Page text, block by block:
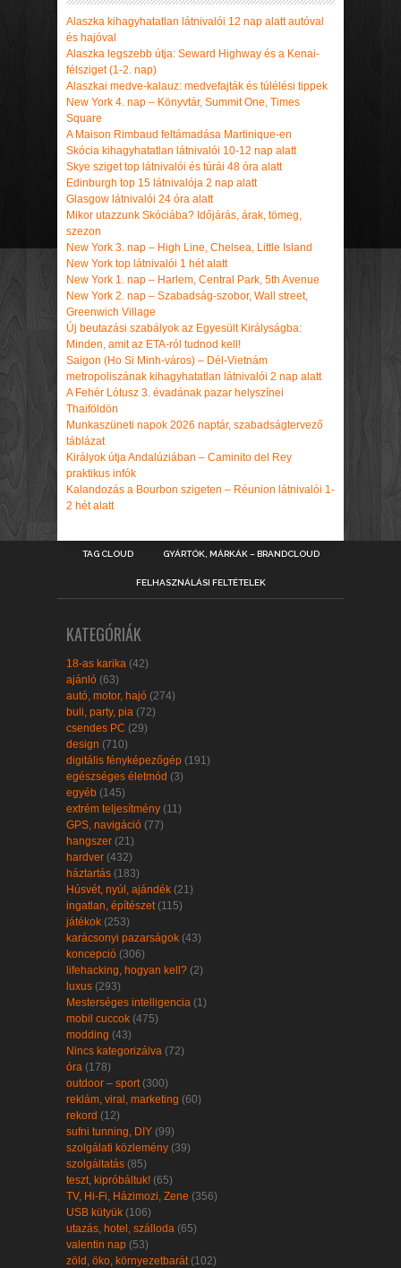
Alaszka kihagyhatatlan látnivalói 12 nap alatt autóval
és hajóval
Alaszka legszebb útja: Seward Highway és a Kenai-
félsziget (1-2. nap)
Alaszkai medve-kalauz: medvefajták és túlélési tippek
New York 4. nap – Könyvtár, Summit One, Times
Square
A Maison Rimbaud feltámadása Martinique-en
Skócia kihagyhatatlan látnivalói 10-12 nap alatt
Skye sziget top látnivalói és túrái 48 óra alatt
Edinburgh top 15 látnivalója 2 nap alatt
Glasgow látnivalói 24 óra alatt
Mikor utazzunk Skóciába? Időjárás, árak, tömeg,
szezon
New York 3. nap – High Line, Chelsea, Little Island
New York top látnivalói 1 hét alatt
New York 1. nap – Harlem, Central Park, 5th Avenue
New York 2. nap – Szabadság-szobor, Wall street,
Greenwich Village
Új beutazási szabályok az Egyesült Királyságba:
Minden, amit az ETA-ról tudnod kell!
Saigon (Ho Si Minh-város) – Dél-Vietnám
metropoliszának kihagyhatatlan látnivalói 2 nap alatt
A Fehér Lótusz 3. évadának pazar helyszínei
Thaiföldön
Munkaszüneti napok 2026 naptár, szabadságtervező
táblázat
Királyok útja Andalúziában – Caminito del Rey
praktikus infók
Kalandozás a Bourbon szigeten – Réunion látnivalói 1-
2 hét alatt
TAG CLOUD GYÁRTÓK, MÁRKÁK – BRANDCLOUD
FELHASZNÁLÁSI FELTÉTELEK
KATEGÓRIÁK
18-as karika (42)
ajánló (63)
autó, motor, hajó (274)
buli, party, pia (72)
csendes PC (29)
design (710)
digitális fényképezőgép (191)
egészséges életmód (3)
egyéb (145)
extrém teljesítmény (11)
GPS, navigáció (77)
hangszer (21)
hardver (432)
háztartás (183)
Húsvét, nyúl, ajándék (21)
ingatlan, építészet (115)
játékok (253)
karácsonyi pazarságok (43)
koncepció (306)
lifehacking, hogyan kell? (2)
luxus (293)
Mesterséges intelligencia (1)
mobil cuccok (475)
modding (43)
Nincs kategorizálva (72)
óra (178)
outdoor – sport (300)
reklám, viral, marketing (60)
rekord (12)
sufni tunning, DIY (99)
szolgálati közlemény (39)
szolgáltatás (85)
teszt, kipróbáltuk! (65)
TV, Hi-Fi, Házimozi, Zene (356)
USB kütyük (106)
utazás, hotel, szálloda (65)
valentin nap (53)
zöld, öko, környezetbarát (102)